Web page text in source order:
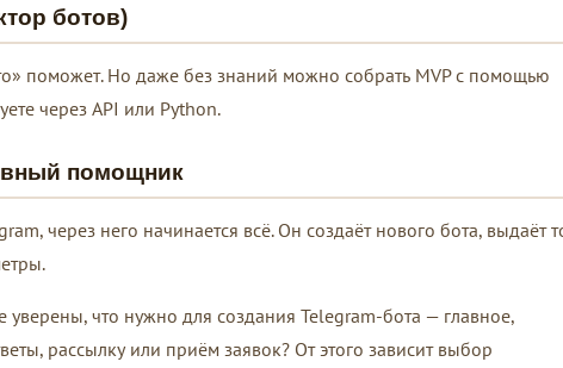
ботов)
поможет. Но даже без знаний можно собрать MVP с помощью
через API или Python.
помощник
через него начинается всё. Он создаёт нового бота, выдаёт
уверены, что нужно для создания Telegram-бота — главное,
рассылку или приём заявок? От этого зависит выбор